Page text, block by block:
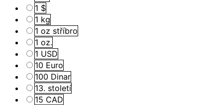
1 $
1 kg
1 oz stříbro
1 oz.
1 USD
10 Euro
100 Dinar
13. století
15 CAD